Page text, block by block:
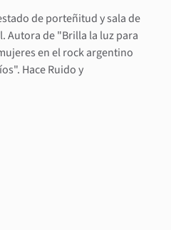
de porteñitud y sala de
Autora de "Brilla la luz para
en el rock argentino
Hace Ruido y